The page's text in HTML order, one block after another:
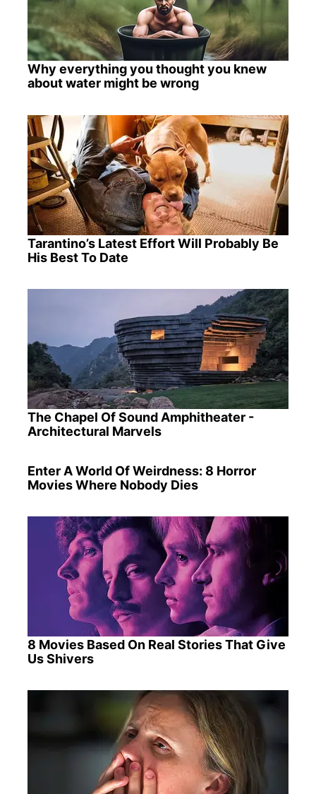
Why everything you thought you knew
about water might be wrong
Tarantino’s Latest Effort Will Probably Be
His Best To Date
The Chapel Of Sound Amphitheater -
Architectural Marvels
Enter A World Of Weirdness: 8 Horror
Movies Where Nobody Dies
8 Movies Based On Real Stories That Give
Us Shivers